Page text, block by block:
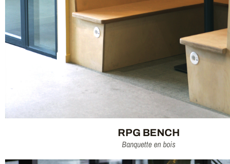
RPG BENCH
Banquette en bois